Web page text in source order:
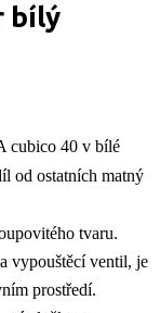
bílý
cubico 40 v bílé
od ostatních matný
tvaru.
vypouštěcí ventil, je
prostředí.